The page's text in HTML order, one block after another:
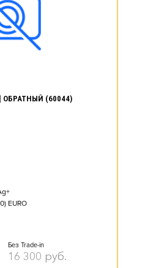
ОБРАТНЫЙ (60044)
EURO
Без Trade-in
16 300 руб.